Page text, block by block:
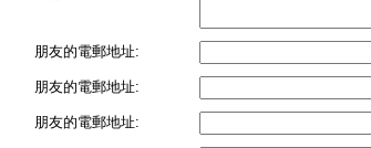
朋友的電郵地址:
朋友的電郵地址:
朋友的電郵地址: